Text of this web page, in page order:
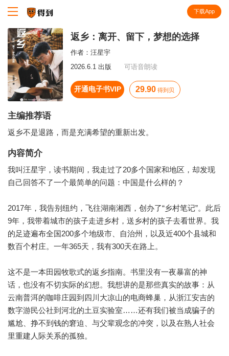
下载App
返乡：离开、留下，梦想的选择
作者： 汪星宇
2026.6.1 出版
可语音朗读
开通电子书VIP 29.90 得到贝
主编推荐语
返乡不是退路，而是充满希望的重新出发。
内容简介
我叫汪星宇，读书期间，我走过了20多个国家和地区，却发现
自己回答不了一个最简单的问题：中国是什么样的？
2017年，我告别纽约，飞往湖南湘西，创办了“乡村笔记”。此后
9年，我带着城市的孩子走进乡村，送乡村的孩子去看世界。我
的足迹遍布全国200多个地级市、自治州，以及近400个县城和
数百个村庄。一年365天，我有300天在路上。
这不是一本田园牧歌式的返乡指南。书里没有一夜暴富的神
话，也没有不切实际的幻想。我想讲的是那些真实的故事：从
云南普洱的咖啡庄园到四川大凉山的电商蜂巢，从浙江安吉的
数字游民公社到河北的土豆实验室……还有我们被当成骗子的
尴尬、挣不到钱的窘迫、与父辈观念的冲突，以及在熟人社会
里重建人际关系的孤独。